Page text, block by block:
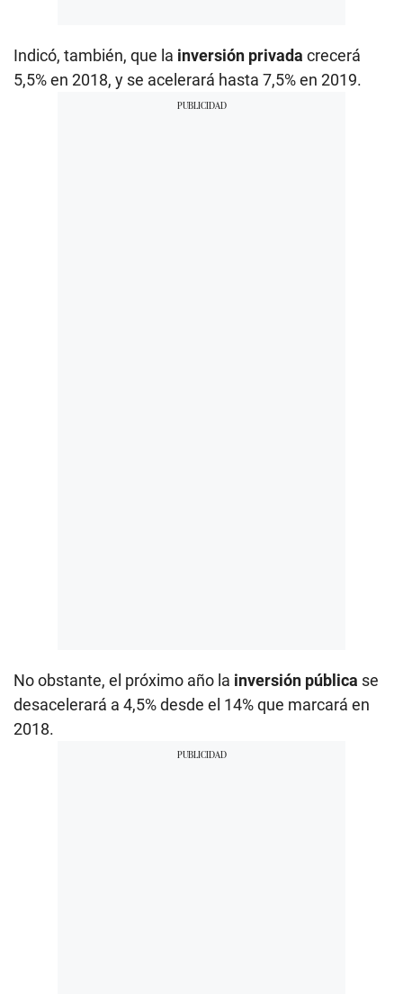
Indicó, también, que la inversión privada crecerá
5,5% en 2018, y se acelerará hasta 7,5% en 2019.
No obstante, el próximo año la inversión pública se
desacelerará a 4,5% desde el 14% que marcará en
2018.